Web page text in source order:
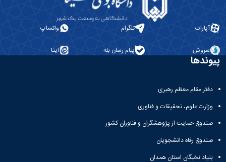
توسعه
و
پشتیبانی
و
تکمیلی
معاونت
معاونت
پژوهش
و
نفت
علوم
و
معماری
دامپزشکی
علوم
پایه
علوم
اقتصادی
(قدم
الآن)
Apply
Now
آپارات تلگرام واتساپ
سروش پیام رسان بله ایتا
پیوندها
دفتر مقام معظم رهبری
وزارت علوم، تحقیقات و فناوری
صندوق حمایت از پژوهشگران و فناوران کشور
صندوق رفاه دانشجویان
بنیاد نخبگان استان همدان